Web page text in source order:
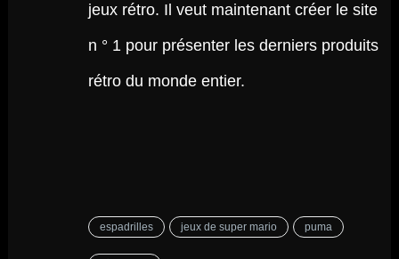
jeux rétro. Il veut maintenant créer le site
n ° 1 pour présenter les derniers produits
rétro du monde entier.
espadrilles jeux de super mario puma